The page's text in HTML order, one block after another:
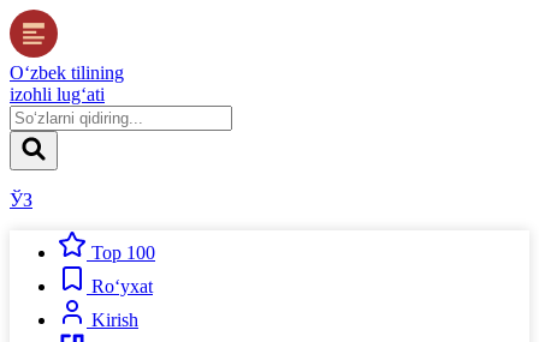
O‘zbek tilining
izohli lug‘ati
ЎЗ
Top 100
Ro‘yxat
Kirish